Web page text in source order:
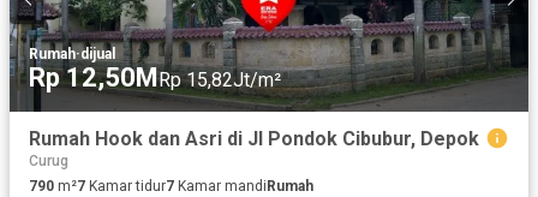
Rumah·dijual
Rp 12,50MRp 15,82Jt/m²
Rumah Hook dan Asri di Jl Pondok Cibubur, Depok
Curug
790 m²7 Kamar tidur7 Kamar mandi Rumah